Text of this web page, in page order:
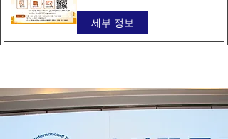
세부 정보